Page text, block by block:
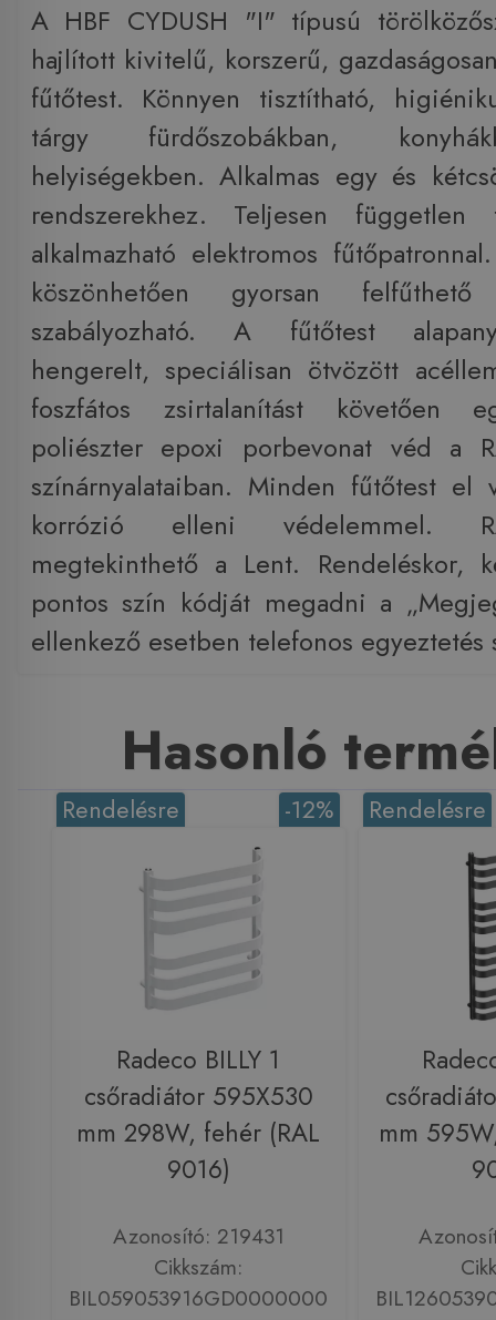
A HBF CYDUSH "I" típusú
hajlított kivitelű, korszerű,
fűtőtest. Könnyen tisztítható,
tárgy fürdőszobákban,
helyiségekben. Alkalmas egy és
rendszerekhez. Teljesen független
alkalmazható elektromos
köszönhetően gyorsan
szabályozható. A fűtőtest
hengerelt, speciálisan ötvözött
foszfátos zsirtalanítást követően
poliészter epoxi porbevonat véd a
színárnyalataiban. Minden fűtőtest el
korrózió elleni védelemmel.
megtekinthető a Lent. Rendeléskor,
pontos szín kódját megadni a
ellenkező esetben telefonos egyeztetés
Hasonló
-12%
Rendelésre
Radeco BILLY 1
csőradiátor 595X530
mm 298W, fehér (RAL
9016)
Azonosító: 219431
Cikkszám:
BIL059053916GD0000000
Rendelésre
mm